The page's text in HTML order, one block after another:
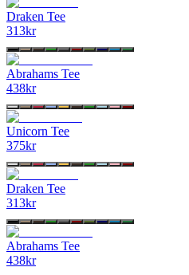
Draken Tee
313kr
Abrahams Tee
438kr
Unicorn Tee
375kr
Draken Tee
313kr
Abrahams Tee
438kr